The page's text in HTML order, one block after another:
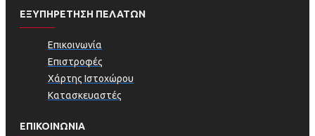
ΕΞΥΠΗΡΕΤΗΣΗ ΠΕΛΑΤΩΝ
Επικοινωνία
Επιστροφές
Χάρτης Ιστοχώρου
Κατασκευαστές
ΕΠΙΚΟΙΝΩΝΙΑ